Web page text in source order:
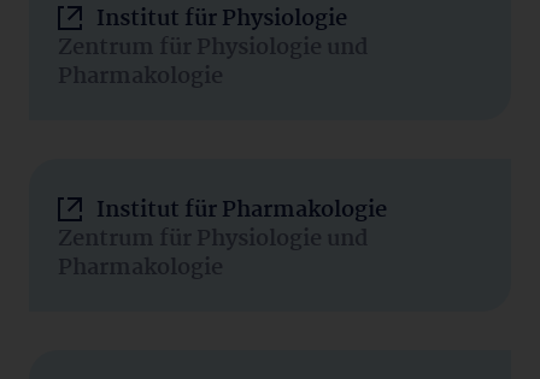
Institut für Physiologie
Zentrum für Physiologie und
Pharmakologie
Institut für Pharmakologie
Zentrum für Physiologie und
Pharmakologie